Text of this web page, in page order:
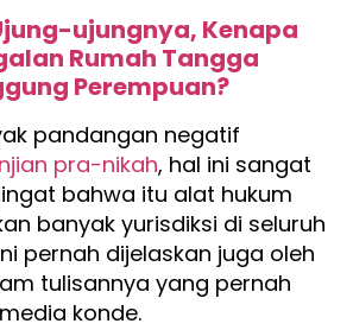
ujungnya, Kenapa
Rumah Tangga
Perempuan?
pandangan negatif
pra-nikah, hal ini sangat
bahwa itu alat hukum
banyak yurisdiksi di seluruh
pernah dijelaskan juga oleh
tulisannya yang pernah
konde.